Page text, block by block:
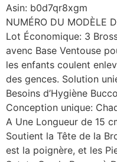
Asin: b0d7qr8xgm
NUMÉRO DU MODÈLE
Lot Économique: 3
avenc Base Ventouse
les enfants coulent
des gences. Solution
Besoins d’Hygiène
Conception unique:
A Une Longueur de 15
Soutient la Tête de la
est la poignère, et les